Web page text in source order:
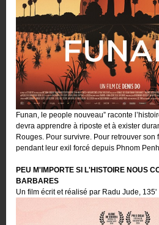
Funan, le people nouveau” raconte
devra apprendre à riposte et à exister
Rouges. Pour survivre. Pour retrouver son
pendant leur exil forcé depuis Phnom
PEU M'IMPORTE SI L'HISTOIRE NOUS
BARBARES
Un film écrit et réalisé par Radu Jude, 135'